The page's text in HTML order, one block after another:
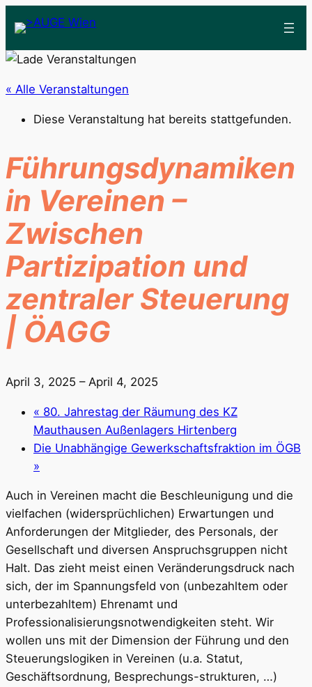
« Alle Veranstaltungen
Diese Veranstaltung hat bereits stattgefunden.
Führungsdynamiken
in Vereinen –
Zwischen
Partizipation und
zentraler Steuerung
| ÖAGG
April 3, 2025 – April 4, 2025
« 80. Jahrestag der Räumung des KZ
Mauthausen Außenlagers Hirtenberg
Die Unabhängige Gewerkschaftsfraktion im ÖGB
»
Auch in Vereinen macht die Beschleunigung und die
vielfachen (widersprüchlichen) Erwartungen und
Anforderungen der Mitglieder, des Personals, der
Gesellschaft und diversen Anspruchsgruppen nicht
Halt. Das zieht meist einen Veränderungsdruck nach
sich, der im Spannungsfeld von (unbezahltem oder
unterbezahltem) Ehrenamt und
Professionalisierungsnotwendigkeiten steht. Wir
wollen uns mit der Dimension der Führung und den
Steuerungslogiken in Vereinen (u.a. Statut,
Geschäftsordnung, Besprechungs-strukturen, …)